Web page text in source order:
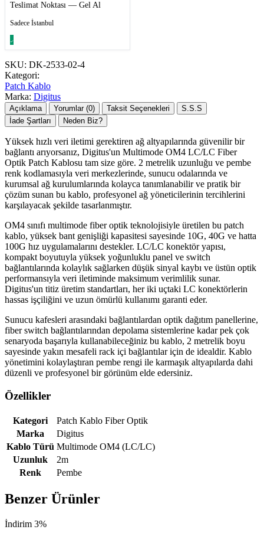
Teslimat Noktası — Gel Al
Sadece İstanbul
SKU: DK-2533-02-4
Kategori:
Patch Kablo
Marka: Digitus
Açıklama Yorumlar (0) Taksit Seçenekleri
S.S.S
İade Şartları
Neden Biz?
Yüksek hızlı veri iletimi gerektiren ağ altyapılarında güvenilir bir
bağlantı arıyorsanız, Digitus'un Multimode OM4 LC/LC Fiber
Optik Patch Kablosu tam size göre. 2 metrelik uzunluğu ve pembe
renk kodlamasıyla veri merkezlerinde, sunucu odalarında ve
kurumsal ağ kurulumlarında kolayca tanımlanabilir ve pratik bir
çözüm sunan bu kablo, profesyonel ağ yöneticilerinin tercihlerini
karşılayacak şekilde tasarlanmıştır.
OM4 sınıfı multimode fiber optik teknolojisiyle üretilen bu patch
kablo, yüksek bant genişliği kapasitesi sayesinde 10G, 40G ve hatta
100G hız uygulamalarını destekler. LC/LC konektör yapısı,
kompakt boyutuyla yüksek yoğunluklu panel ve switch
bağlantılarında kolaylık sağlarken düşük sinyal kaybı ve üstün optik
performansıyla veri iletiminde maksimum verimlilik sunar.
Digitus'un titiz üretim standartları, her iki uçtaki LC konektörlerin
hassas işçiliğini ve uzun ömürlü kullanımı garanti eder.
Sunucu kafesleri arasındaki bağlantılardan optik dağıtım panellerine,
fiber switch bağlantılarından depolama sistemlerine kadar pek çok
senaryoda başarıyla kullanabileceğiniz bu kablo, 2 metrelik boyu
sayesinde yakın mesafeli rack içi bağlantılar için de idealdir. Kablo
yönetimini kolaylaştıran pembe rengi ile karmaşık altyapılarda dahi
düzenli ve profesyonel bir görünüm elde edersiniz.
Özellikler
Kategori
Patch Kablo Fiber Optik
Marka
Digitus
Kablo Türü Multimode OM4 (LC/LC)
Uzunluk
2m
Renk
Pembe
Benzer Ürünler
İndirim 3%